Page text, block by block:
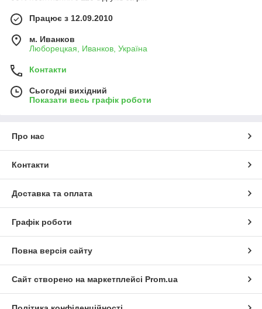
Працює з 12.09.2010
м. Иванков
Люборецкая, Иванков, Україна
Контакти
Сьогодні вихідний
Показати весь графік роботи
Про нас
Контакти
Доставка та оплата
Графік роботи
Повна версія сайту
Сайт створено на маркетплейсі Prom.ua